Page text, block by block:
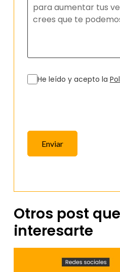
He leído y acepto la
Enviar
Otros post
interesarte